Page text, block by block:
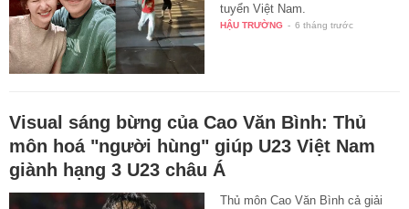
tuyển Việt Nam.
HẬU TRƯỜNG - 6 tháng trước
Visual sáng bừng của Cao Văn Bình: Thủ
môn hoá "người hùng" giúp U23 Việt Nam
giành hạng 3 U23 châu Á
Thủ môn Cao Văn Bình cả giải